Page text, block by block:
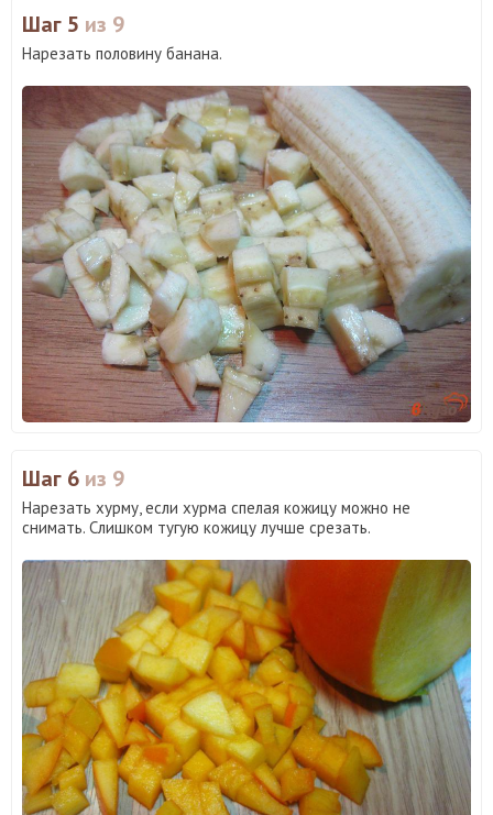
Шаг 5 из 9
Нарезать половину банана.
Шаг 6 из 9
Нарезать хурму, если хурма спелая кожицу можно не
снимать. Слишком тугую кожицу лучше срезать.